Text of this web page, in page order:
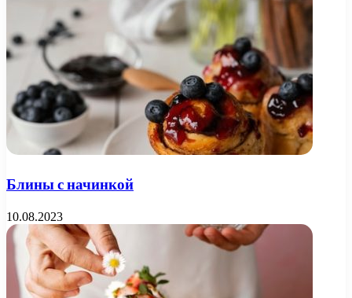
Блины с начинкой
10.08.2023